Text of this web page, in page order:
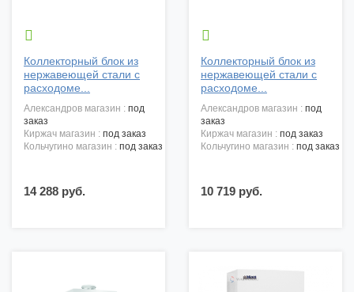

Коллекторный блок из
нержавеющей стали с
расходоме...
александров магазин : под
заказ
киржач магазин : под заказ
кольчугино магазин : под заказ
14 288 руб.

Коллекторный блок из
нержавеющей стали с
расходоме...
александров магазин : под
заказ
киржач магазин : под заказ
кольчугино магазин : под заказ
10 719 руб.